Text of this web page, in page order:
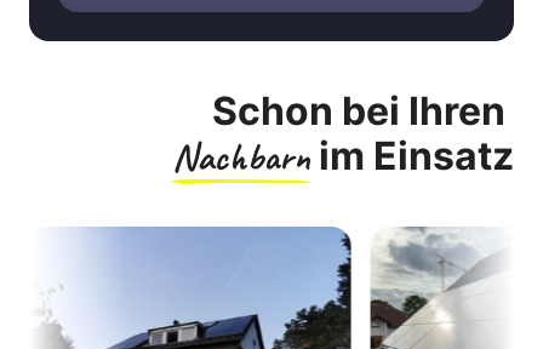
Schon bei Ihren
Nachbarn im Einsatz